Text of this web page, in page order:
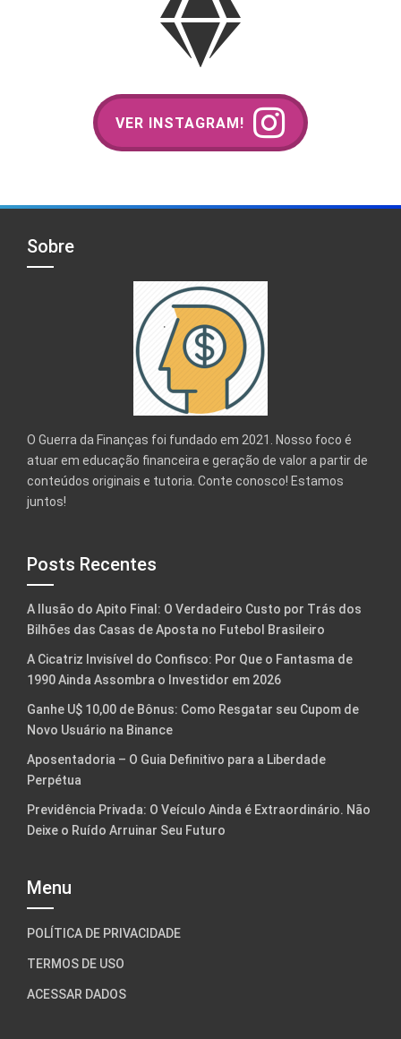
VER INSTAGRAM!
Sobre
O Guerra da Finanças foi fundado em 2021. Nosso foco é
atuar em educação financeira e geração de valor a partir de
conteúdos originais e tutoria. Conte conosco! Estamos
juntos!
Posts Recentes
A Ilusão do Apito Final: O Verdadeiro Custo por Trás dos
Bilhões das Casas de Aposta no Futebol Brasileiro
A Cicatriz Invisível do Confisco: Por Que o Fantasma de
1990 Ainda Assombra o Investidor em 2026
Ganhe U$ 10,00 de Bônus: Como Resgatar seu Cupom de
Novo Usuário na Binance
Aposentadoria – O Guia Definitivo para a Liberdade
Perpétua
Previdência Privada: O Veículo Ainda é Extraordinário. Não
Deixe o Ruído Arruinar Seu Futuro
Menu
POLÍTICA DE PRIVACIDADE
TERMOS DE USO
ACESSAR DADOS